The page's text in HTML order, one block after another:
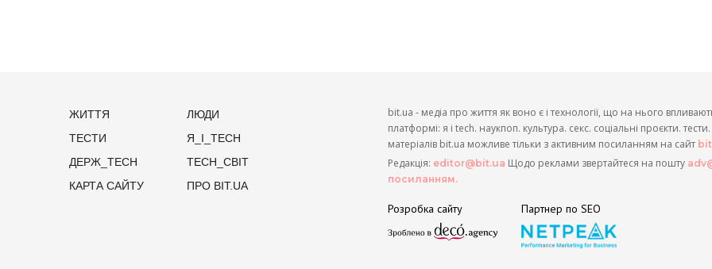
ЖИТТЯ
ЛЮДИ
ТЕСТИ
Я_І_TECH
ДЕРЖ_TECH
TECH_СВІТ
КАРТА САЙТУ
ПРО BIT.UA
bit.ua - медіа про життя як воно є і технології, що на нього
платформі: я і tech. наукпоп. культура. секс. соціальні проєкти.
матеріалів bit.ua можливе тільки з активним посиланням на сайт
Редакція: editor@bit.ua Щодо реклами звертайтеся на пошту
посиланням.
Розробка сайту Партнер по SEO